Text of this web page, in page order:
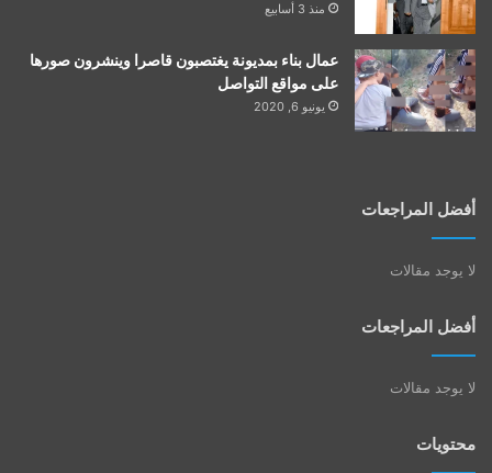
منذ 3 أسابيع
عمال بناء بمديونة يغتصبون قاصرا وينشرون صورها
على مواقع التواصل
يونيو 6, 2020
أفضل المراجعات
لا يوجد مقالات
أفضل المراجعات
لا يوجد مقالات
محتويات